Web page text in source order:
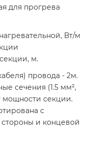
для прогрева
Вт/м
м.
провода - 2м.
сечения (1.5 мм²,
мощности секции.
с
и концевой